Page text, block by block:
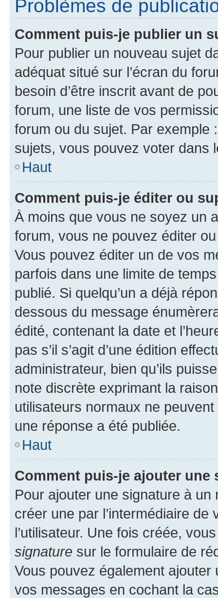
Problèmes de
Comment puis-je publier un
Pour publier un nouveau sujet
adéquat situé sur l’écran du
besoin d’être inscrit avant de
forum, une liste de vos
forum ou du sujet. Par exemple
sujets, vous pouvez voter dans
Haut
Comment puis-je éditer ou
À moins que vous ne soyez un
forum, vous ne pouvez éditer
Vous pouvez éditer un de vos
parfois dans une limite de
publié. Si quelqu’un a déjà
dessous du message
édité, contenant la date et
pas s’il s’agit d’une édition
administrateur, bien qu’ils
note discrète exprimant la
utilisateurs normaux ne
une réponse a été publiée.
Haut
Comment puis-je ajouter une
Pour ajouter une signature à un
créer une par l’intermédiaire
l’utilisateur. Une fois créée,
signature sur le formulaire de
Vous pouvez également
vos messages en cochant la